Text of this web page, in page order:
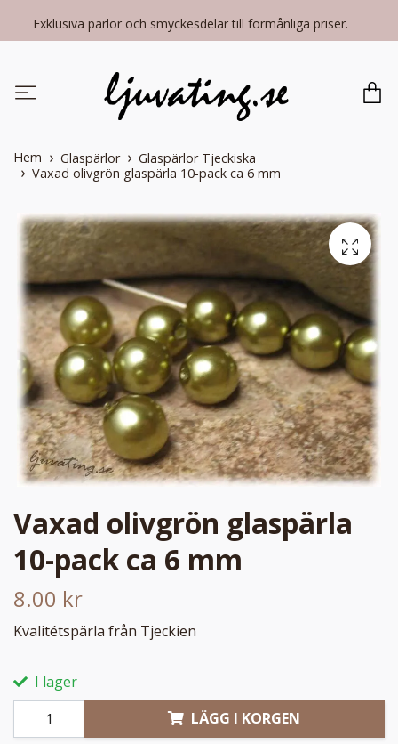
Exklusiva pärlor och smyckesdelar till förmånliga priser.
Hem Glaspärlor
Glaspärlor Tjeckiska
Vaxad olivgrön glaspärla 10-pack ca 6 mm
Vaxad olivgrön glaspärla
10-pack ca 6 mm
8.00 kr
Kvalitétspärla från Tjeckien
I lager
LÄGG I KORGEN